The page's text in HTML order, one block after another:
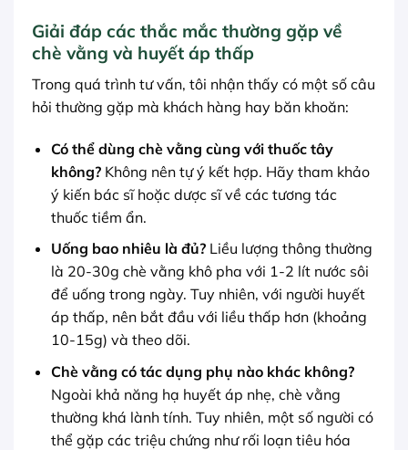
Giải đáp các thắc mắc thường gặp về
chè vằng và huyết áp thấp
Trong quá trình tư vấn, tôi nhận thấy có một số câu
hỏi thường gặp mà khách hàng hay băn khoăn:
Có thể dùng chè vằng cùng với thuốc tây
không?Không nên tự ý kết hợp. Hãy tham khảo
ý kiến bác sĩ hoặc dược sĩ về các tương tác
thuốc tiềm ẩn.
Uống bao nhiêu là đủ?Liều lượng thông thường
là 20-30g chè vằng khô pha với 1-2 lít nước sôi
để uống trong ngày. Tuy nhiên, với người huyết
áp thấp, nên bắt đầu với liều thấp hơn (khoảng
10-15g) và theo dõi.
Chè vằng có tác dụng phụ nào khác không?
Ngoài khả năng hạ huyết áp nhẹ, chè vằng
thường khá lành tính. Tuy nhiên, một số người có
thể gặp các triệu chứng như rối loạn tiêu hóa